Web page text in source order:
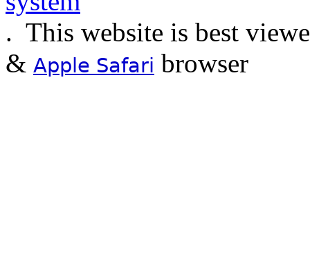
. This website is best
& Apple Safari browser